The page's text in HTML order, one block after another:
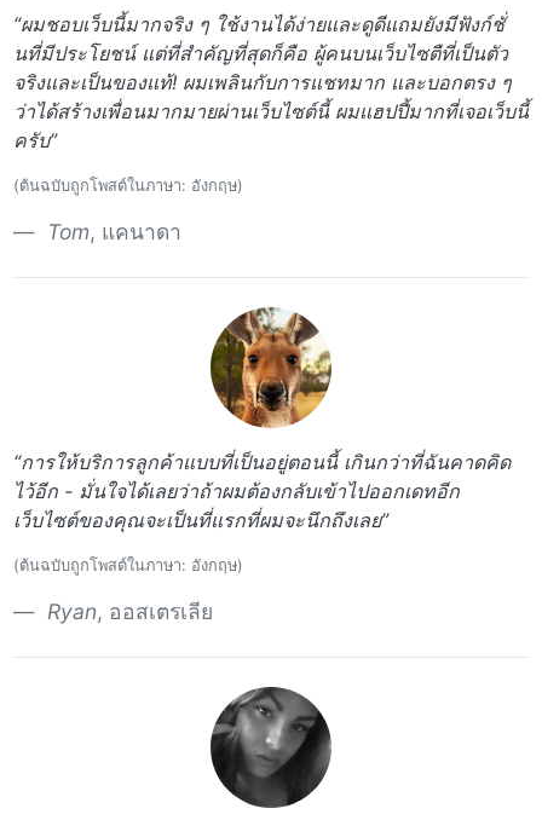
“ผมชอบเว็บนี้มากจริง ๆ ใช้งานได้ง่ายและดูดีแถมยังมีฟังก์ชั่
นที่มีประโยชน์ แต่ที่สำคัญที่สุดก็คือ ผู้คนบนเว็บไซตืที่เป็นตัว
จริงและเป็นของแท้! ผมเพลินกับการแชทมาก และบอกตรง ๆ
ว่าได้สร้างเพื่อนมากมายผ่านเว็บไซต์นี้ ผมแฮปปี้มากที่เจอเว็บนี้
ครับ”
(ต้นฉบับถูกโพสต์ในภาษา: อังกฤษ)
Tom, แคนาดา
“การให้บริการลูกค้าแบบที่เป็นอยู่ตอนนี้ เกินกว่าที่ฉันคาดคิด
ไว้อีก - มั่นใจได้เลยว่าถ้าผมต้องกลับเข้าไปออกเดทอีก
เว็บไซต์ของคุณจะเป็นที่แรกที่ผมจะนึกถึงเลย”
(ต้นฉบับถูกโพสต์ในภาษา: อังกฤษ)
Ryan, ออสเตรเลีย